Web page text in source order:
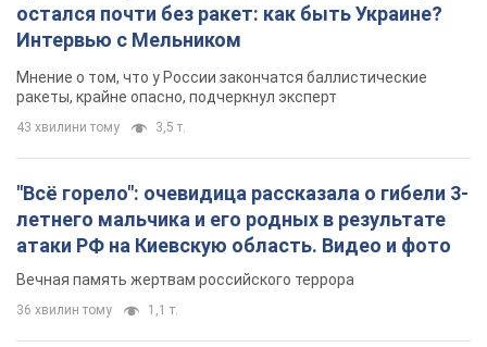
остался почти без ракет: как быть Украине?
Интервью с Мельником
Мнение о том, что у России закончатся баллистические
ракеты, крайне опасно, подчеркнул эксперт
43 хвилини тому 3,5 т.
"Всё горело": очевидица рассказала о гибели 3-
летнего мальчика и его родных в результате
атаки РФ на Киевскую область. Видео и фото
Вечная память жертвам российского террора
36 хвилин тому 1,1 т.